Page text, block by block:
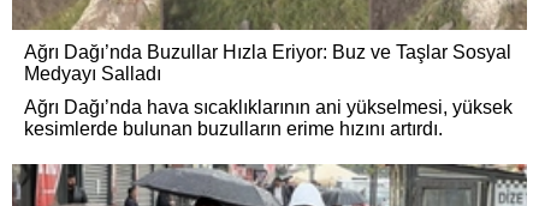
Ağrı Dağı’nda Buzullar Hızla Eriyor: Buz ve Taşlar Sosyal
Medyayı Salladı
Ağrı Dağı’nda hava sıcaklıklarının ani yükselmesi, yüksek
kesimlerde bulunan buzulların erime hızını artırdı.